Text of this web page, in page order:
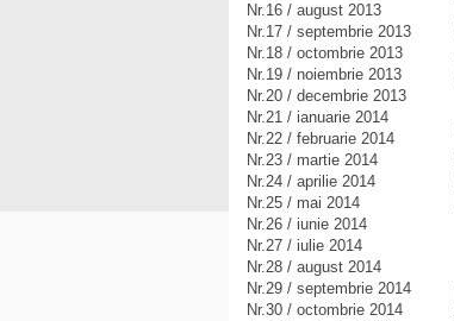
Nr.16 / august 2013
Nr.17 / septembrie 2013
Nr.18 / octombrie 2013
Nr.19 / noiembrie 2013
Nr.20 / decembrie 2013
Nr.21 / ianuarie 2014
Nr.22 / februarie 2014
Nr.23 / martie 2014
Nr.24 / aprilie 2014
Nr.25 / mai 2014
Nr.26 / iunie 2014
Nr.27 / iulie 2014
Nr.28 / august 2014
Nr.29 / septembrie 2014
Nr.30 / octombrie 2014